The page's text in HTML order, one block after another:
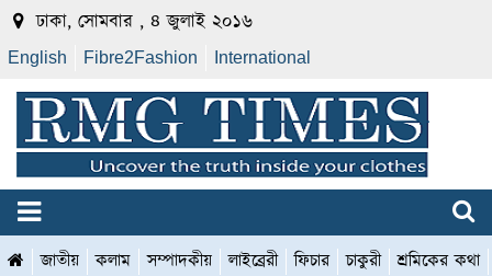
ঢাকা, সোমবার , ৪ জুলাই ২০১৬
English Fibre2Fashion International
জাতীয় কলাম সম্পাদকীয় লাইব্রেরী ফিচার চাকুরী শ্রমিকের কথা